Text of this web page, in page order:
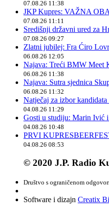
07.08.26 11:38
JKP Kupres: VAŽNA
07.08.26 11:11
Središnji državni ured za
07.08.26 09:27
Zlatni jubilej: Fra Ćiro
06.08.26 12:05
Najava: Treći BMW Meet
06.08.26 11:38
Najava: Sutra sjednica
06.08.26 11:32
Natječaj za izbor
04.08.26 11:29
Gosti u studiju: Marin Ivić
04.08.26 10:48
PRVI
04.08.26 08:53
© 2020 J.P. Radio
Društvo s ograničenom
Software i dizajn Creatix